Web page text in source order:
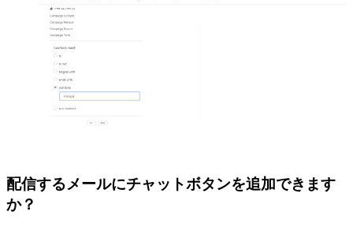
配信するメールにチャットボタンを追加できます
か？